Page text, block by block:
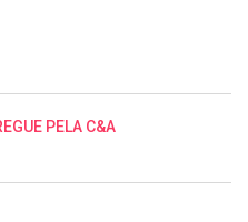
PELA C&A